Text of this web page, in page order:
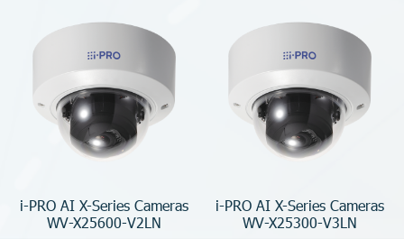
i-PRO AI X-Series Cameras
WV-X25600-V2LN
i-PRO AI X-Series Cameras
WV-X25300-V3LN